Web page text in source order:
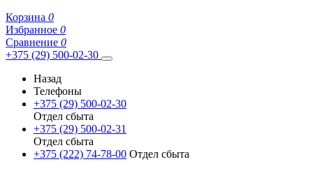
Корзина 0
Избранное 0
Сравнение 0
+375 (29) 500-02-30
Назад
Телефоны
+375 (29) 500-02-30
Отдел сбыта
+375 (29) 500-02-31
Отдел сбыта
+375 (222) 74-78-00 Отдел сбыта